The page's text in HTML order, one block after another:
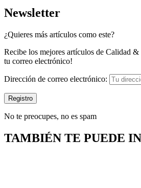
Newsletter
¿Quieres más artículos como este?
Recibe los mejores artículos de Calidad
tu correo electrónico!
Dirección de correo electrónico:
No te preocupes, no es spam
TAMBIÉN TE PUEDE